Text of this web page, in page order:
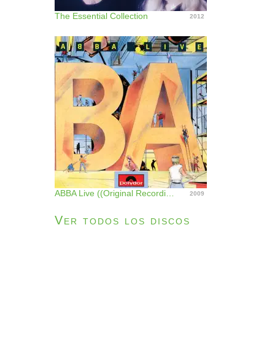
The Essential Collection 2012
2009
Ver todos los discos